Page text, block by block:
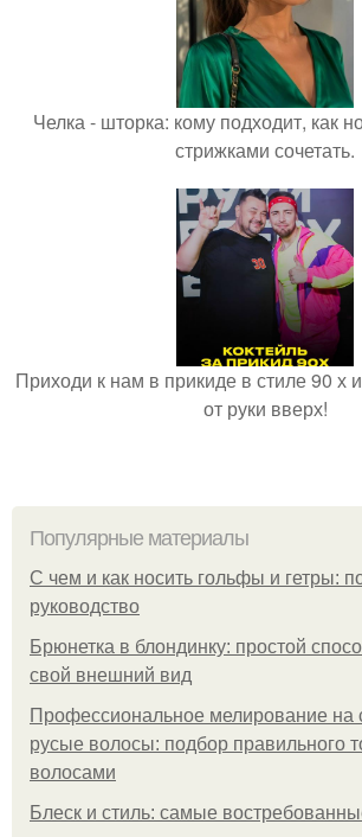
Челка - шторка: кому подходит, как
стрижками сочетать.
Приходи к нам в прикиде в стиле 90 х
от руки вверх!
Популярные материалы
С чем и как носить гольфы и гетры:
руководство
Брюнетка в блондинку: простой
свой внешний вид
Профессиональное мелирование на
русые волосы: подбор правильного
волосами
Блеск и стиль: самые